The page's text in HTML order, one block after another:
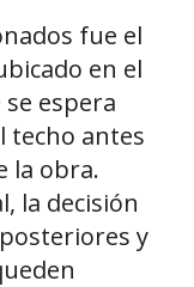
fue el
en el
espera
techo antes
la obra.
la decisión
y